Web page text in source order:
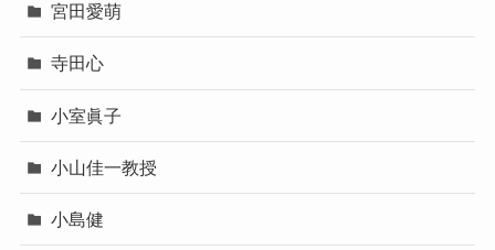
宮田愛萌
寺田心
小室眞子
小山佳一教授
小島健